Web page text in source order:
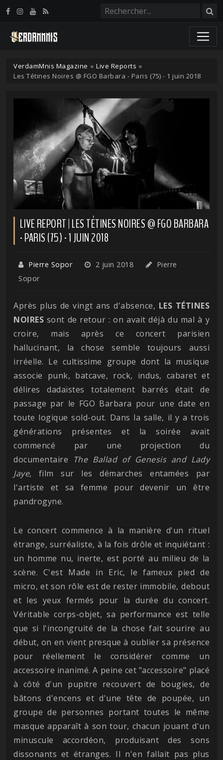
VerdamMnis Magazine » Live Reports »
Les Tétines Noires @ FGO Barbara - Paris (75) - 1 juin 2018
LIVE REPORT | LES TÉTINES NOIRES @ FGO BARBARA
- PARIS (75) - 1 JUIN 2018
Pierre Sopor 2 juin 2018
Pierre
Sopor
Après plus de vingt ans d'absence, LES TÉTINES
NOIRES sont de retour : on avait déjà du mal à y
croire, mais après ce concert parisien
hallucinant, la chose semble toujours aussi
irréelle. Le cultissime groupe dont la musique
associe punk, batcave, rock, indus, cabaret et
délires dadaïstes totalement barrés était de
passage par le FGO Barbara pour une date en
toute logique sold-out. Dans la salle, il y a trois
générations présentes et la soirée avait
commencé par une projection du
documentaire The Ballad of Genesis and Lady
Jaye, film sur les démarches entamées par
l'artiste et sa femme pour devenir un être
pandrogyne.
Le concert commence à la manière d'un rituel
étrange, surréaliste, à la fois drôle et inquiétant :
un homme nu, inerte, est porté au milieu de la
scène. C'est Made in Eric, le fameux pied de
micro, et son rôle est de rester immobile, debout
et les yeux fermés pour la durée du concert.
Véritable corps-objet, sa performance est telle
que si l'incongruité de la chose fait sourire au
début, on en vient presque à oublier sa présence
pour réellement le considérer comme un
accessoire inanimé. A peine cet "accessoire" placé
à côté d'un pupitre recouvert de bougies, de
bâtons d'encens et d'une tête de poupée, un
groupe de personnes portant toutes le même
masque apparaît à son tour, chacun jouant d'un
minuscule accordéon, produisant des sons
dissonants et étranges. Il n'en fallait pas plus
Panneau de gestion des cookies